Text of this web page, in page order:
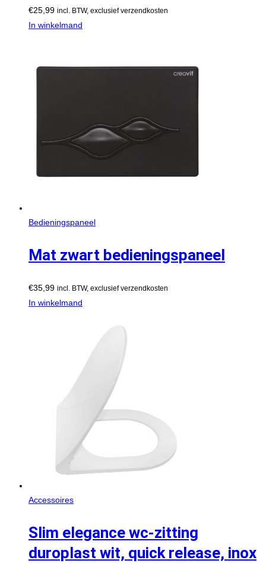
€25,99 incl. BTW, exclusief verzendkosten
In winkelmand
Bedieningspaneel
Mat zwart bedieningspaneel
€35,99 incl. BTW, exclusief verzendkosten
In winkelmand
Accessoires
Slim elegance wc-zitting
duroplast wit, quick release, inox